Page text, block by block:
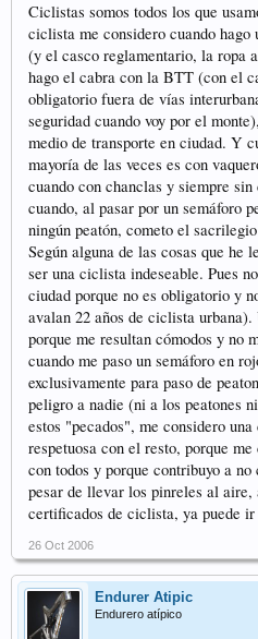
Ciclistas somos todos los que
ciclista me considero cuando
(y el casco reglamentario, la ropa
hago el cabra con la BTT (con el
obligatorio fuera de vías
seguridad cuando voy por el
medio de transporte en ciudad. Y
mayoría de las veces es con
cuando con chanclas y siempre
cuando, al pasar por un semáforo
ningún peatón, cometo el
Según alguna de las cosas que he
ser una ciclista indeseable. Pues
ciudad porque no es obligatorio y
avalan 22 años de ciclista
porque me resultan cómodos y no
cuando me paso un semáforo en
exclusivamente para paso de
peligro a nadie (ni a los peatones
estos "pecados", me considero
respetuosa con el resto, porque
con todos y porque contribuyo a
pesar de llevar los pinreles al aire,
certificados de ciclista, ya puede
26 Oct 2006
Endurer Atipic
Endurero atípico